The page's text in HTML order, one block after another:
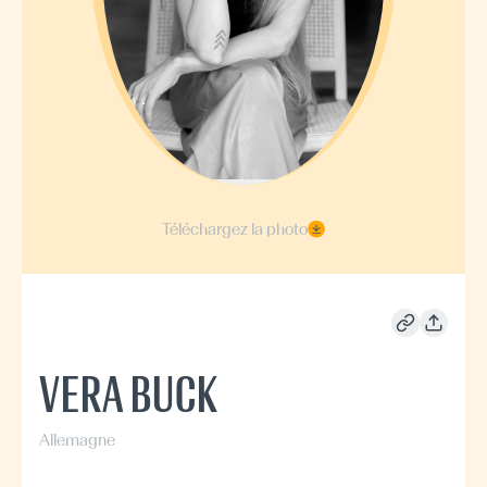
Téléchargez la photo
VERA BUCK
Allemagne